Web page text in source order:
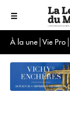
À la une Vie Pro